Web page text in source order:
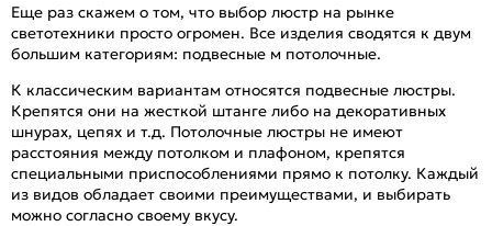
Еще раз скажем о том, что выбор люстр на рынке
светотехники просто огромен. Все изделия сводятся к двум
большим категориям: подвесные м потолочные.
К классическим вариантам относятся подвесные люстры.
Крепятся они на жесткой штанге либо на декоративных
шнурах, цепях и т.д. Потолочные люстры не имеют
расстояния между потолком и плафоном, крепятся
специальными приспособлениями прямо к потолку. Каждый
из видов обладает своими преимуществами, и выбирать
можно согласно своему вкусу.